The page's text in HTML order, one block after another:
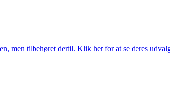
men tilbehøret dertil. Klik her for at se deres